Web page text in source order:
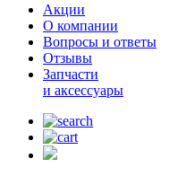
Акции
О компании
Вопросы и ответы
Отзывы
Запчасти
и аксессуары